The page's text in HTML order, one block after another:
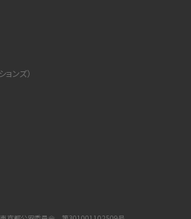
定方法を紹介！ブラウザやアプリから探す方法を
どれくらい？用途別の目安・回線ごとの平均を
変更方法を解説！鳴らない場合の対処法も紹介
ンズ）